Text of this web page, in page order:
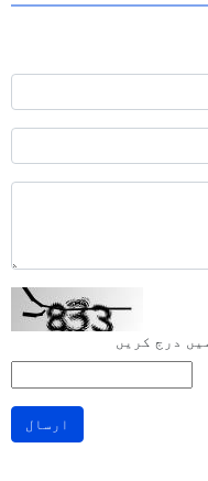
درج کریں
ارسال